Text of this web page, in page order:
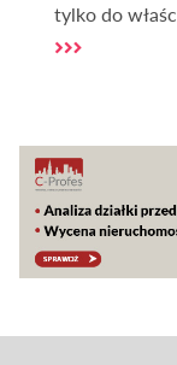
tylko do
inwestorów
decyzję o